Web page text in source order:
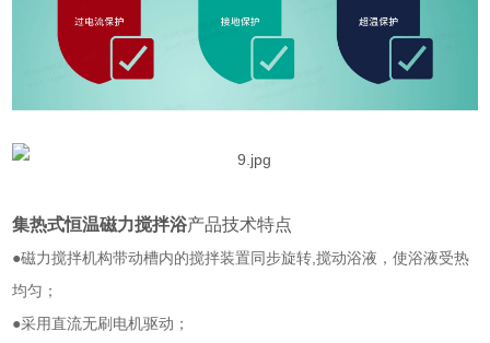
集热式恒温磁力搅拌浴产品技术特点
●磁力搅拌机构带动槽内的搅拌装置同步旋转 ,搅动浴液，使浴液受热
均匀；
●采用直流无刷电机驱动；